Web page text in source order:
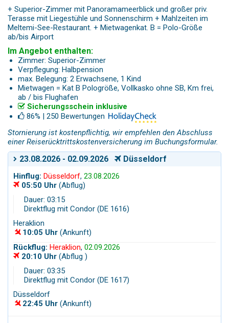
+ Superior-Zimmer mit Panoramameerblick und großer priv.
Terasse mit Liegestühle und Sonnenschirm + Mahlzeiten im
Meltemi-See-Restaurant. + Mietwagenkat. B = Polo-Größe
ab/bis Airport
Im Angebot enthalten:
Zimmer: Superior-Zimmer
Verpflegung: Halbpension
max. Belegung: 2 Erwachsene, 1 Kind
Mietwagen = Kat B Pologröße, Vollkasko ohne SB, Km frei,
ab / bis Flughafen
Sicherungsschein inklusive
86% | 250 Bewertungen
Stornierung ist kostenpflichtig, wir empfehlen den Abschluss
einer Reiserücktrittskostenversicherung im Buchungsformular.
23.08.2026 - 02.09.2026 Düsseldorf
Hinflug: Düsseldorf, 23.08.2026
05:50 Uhr (Abflug)
Dauer: 03:15
Direktflug mit Condor (DE 1616)
Heraklion
10:05 Uhr (Ankunft)
Rückflug: Heraklion, 02.09.2026
20:10 Uhr (Abflug )
Dauer: 03:35
Direktflug mit Condor (DE 1617)
Düsseldorf
22:45 Uhr (Ankunft)